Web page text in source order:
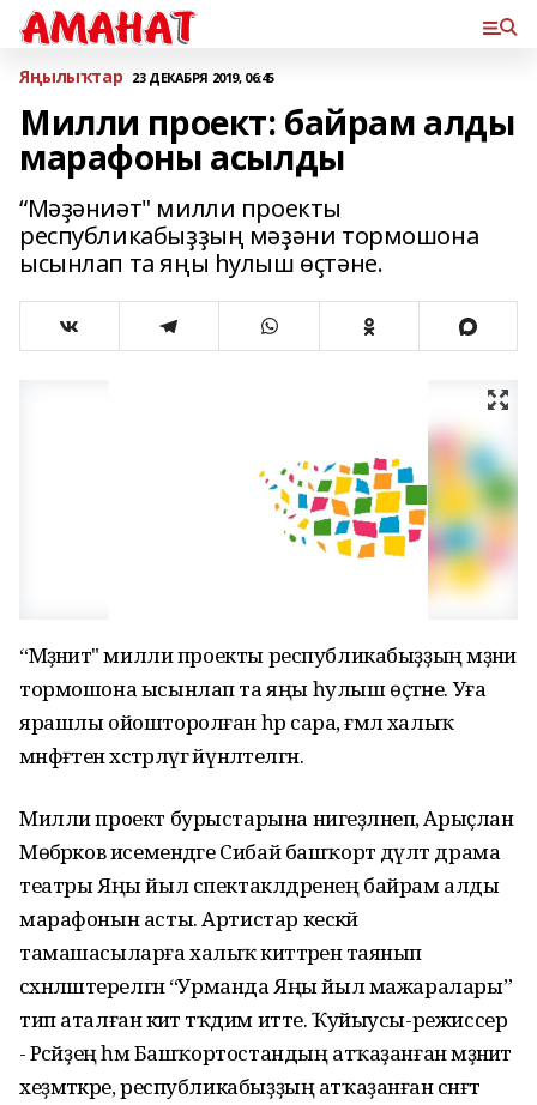
Яңылыҡтар 23 ДЕКАБРЯ 2019, 06:45
Милли проект: байрам алды
марафоны асылды
“Мәҙәниәт" милли проекты
республикабыҙҙың мәҙәни тормошона
ысынлап та яңы һулыш өҫтәне.
“Мәҙәниәт" милли проекты республикабыҙҙың мәҙәни
тормошона ысынлап та яңы һулыш өҫтәне. Уға
ярашлы ойошторолған һәр сара, ғәмәл халыҡ
мәнфәғәтен хәстәрләүгә йүнәлтелгән.
Милли проект бурыстарына нигеҙләнеп, Арыҫлан
Мөбәрәков исемендәге Сибай башҡорт дәүләт драма
театры Яңы йыл спектаклдәренең байрам алды
марафонын асты. Артистар кескәй
тамашасыларға халыҡ әкиәттәренә таянып
сәхнәләштерелгән “Урманда Яңы йыл мажаралары”
тип аталған әкиәт тәҡдим итте. Ҡуйыусы-режиссер
- Рәсәйҙең һәм Башҡортостандың атҡаҙанған мәҙәниәт
хеҙмәткәре, республикабыҙҙың атҡаҙанған сәнғәт